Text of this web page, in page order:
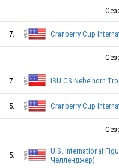
7. Cranberry Cup
7. ISU CS Nebelhorn
5. Cranberry Cup
5.
U.S. International
Челленджер)